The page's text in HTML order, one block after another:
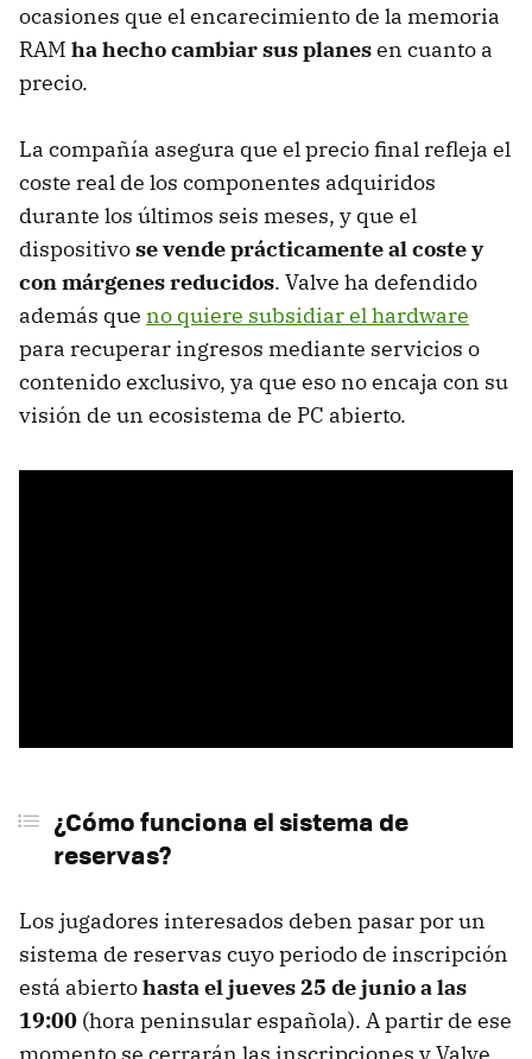
ocasiones que el encarecimiento de la memoria
RAM ha hecho cambiar sus planesen cuanto a
precio.
La compañía asegura que el precio final refleja el
coste real de los componentes adquiridos
durante los últimos seis meses, y que el
dispositivose vende prácticamente al coste y
con márgenes reducidos. Valve ha defendido
además que no quiere subsidiar el hardware
para recuperar ingresos mediante servicios o
contenido exclusivo, ya que eso no encaja con su
visión de un ecosistema de PC abierto.
¿Cómo funciona el sistema de
reservas?
Los jugadores interesados deben pasar por un
sistema de reservas cuyo periodo de inscripción
está abiertohasta el jueves 25 de junio a las
19:00 (hora peninsular española). A partir de ese
momento se cerrarán las inscripciones y Valve